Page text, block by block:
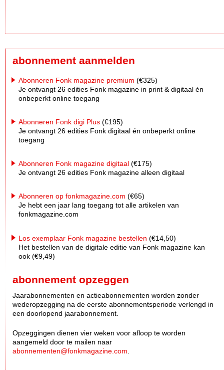
abonnement aanmelden
Abonneren Fonk magazine premium (€325)
Je ontvangt 26 edities Fonk magazine in print & digitaal én
onbeperkt online toegang
Abonneren Fonk digi Plus (€195)
Je ontvangt 26 edities Fonk digitaal én onbeperkt online
toegang
Abonneren Fonk magazine digitaal (€175)
Je ontvangt 26 edities Fonk magazine alleen digitaal
Abonneren op fonkmagazine.com (€65)
Je hebt een jaar lang toegang tot alle artikelen van
fonkmagazine.com
Los exemplaar Fonk magazine bestellen (€14,50)
Het bestellen van de digitale editie van Fonk magazine kan
ook (€9,49)
abonnement opzeggen
Jaarabonnementen en actieabonnementen worden zonder
wederopzegging na de eerste abonnementsperiode verlengd in
een doorlopend jaarabonnement.
Opzeggingen dienen vier weken voor afloop te worden
aangemeld door te mailen naar
abonnementen@fonkmagazine.com